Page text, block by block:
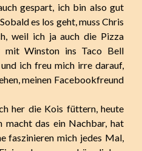
gespart, ich bin also gut
es los geht, muss Chris
weil ich ja auch die Pizza
mit Winston ins Taco Bell
ich freu mich irre darauf,
meinen Facebookfreund
her die Kois füttern, heute
das ein Nachbar, hat
faszinieren mich jedes Mal,